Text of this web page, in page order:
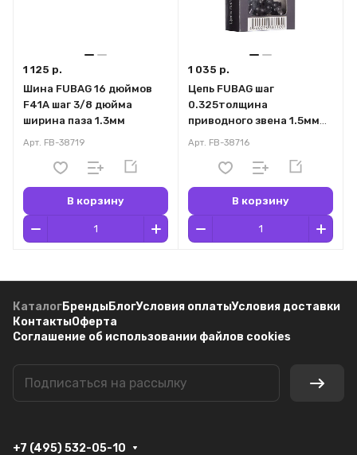
1 125 р.
Шина FUBAG 16 дюймов
F41A шаг 3/8 дюйма
ширина паза 1.3мм
Арт. FB-38719
В корзину
1 035 р.
Цепь FUBAG шаг
0.325толщина
приводного звена 1.5мм
72зв.
Арт. FB-38716
В корзину
КаталогБрендыБлогУсловия оплатыУсловия доставки
КонтактыОферта
Соглашение об использовании файлов cookies
+7 (495) 532-05-10